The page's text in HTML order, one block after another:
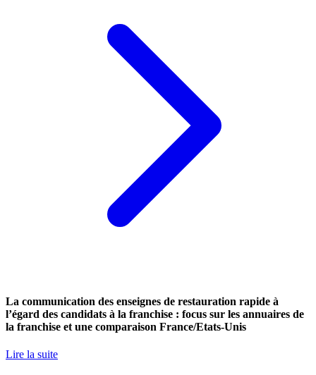
La communication des enseignes de restauration rapide à
l’égard des candidats à la franchise : focus sur les annuaires de
la franchise et une comparaison France/Etats-Unis
Lire la suite